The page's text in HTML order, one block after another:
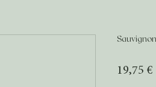
19,75 €